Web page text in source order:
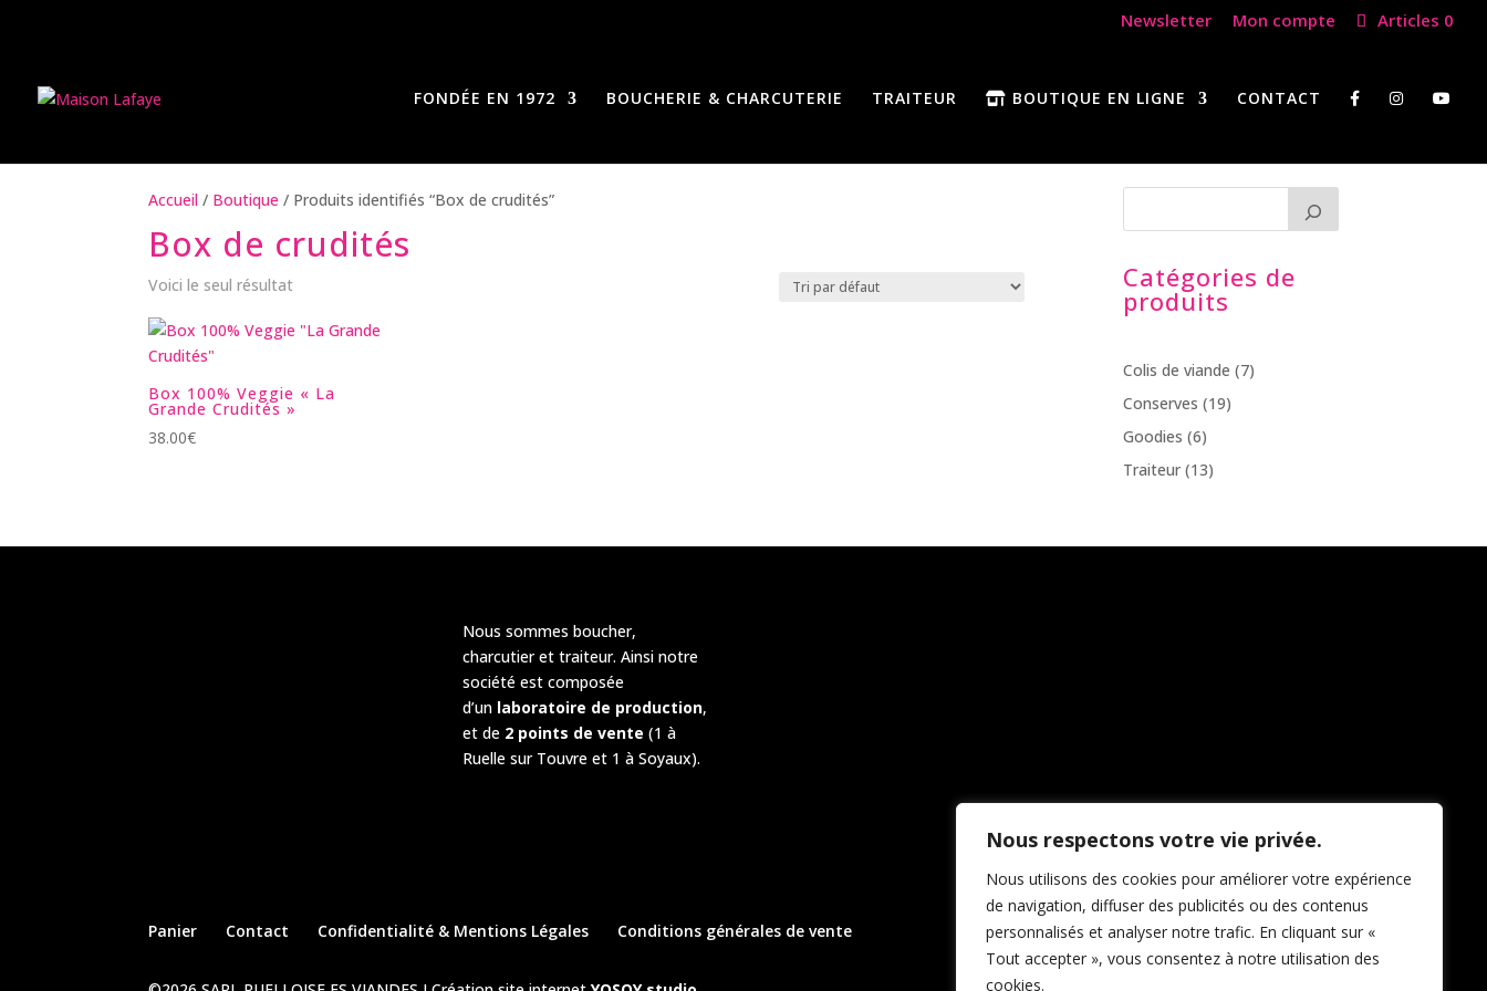
Nous respectons votre vie privée.
Nous utilisons des cookies pour améliorer votre expérience
de navigation, diffuser des publicités ou des contenus
personnalisés et analyser notre trafic. En cliquant sur «
Tout accepter », vous consentez à notre utilisation des
cookies.
Newsletter Mon compte Articles 0
FONDÉE EN 1972 BOUCHERIE & CHARCUTERIE TRAITEUR BOUTIQUE EN LIGNE CONTACT
Accueil / Boutique / Produits identifiés “Box de crudités”
Box de crudités
Voici le seul résultat
Box 100% Veggie « La
Grande Crudités »
38.00€
Catégories de
produits
Colis de viande 77
Conserves 1919
Goodies 66
produits
Traiteur 1313
Nous sommes boucher,
charcutier et traiteur. Ainsi notre
société est composée
d’un laboratoire de production,
et de2 points de vente (1 à
Ruelle sur Touvre et 1 à Soyaux).
Panier Contact Confidentialité & Mentions Légales Conditions générales de vente